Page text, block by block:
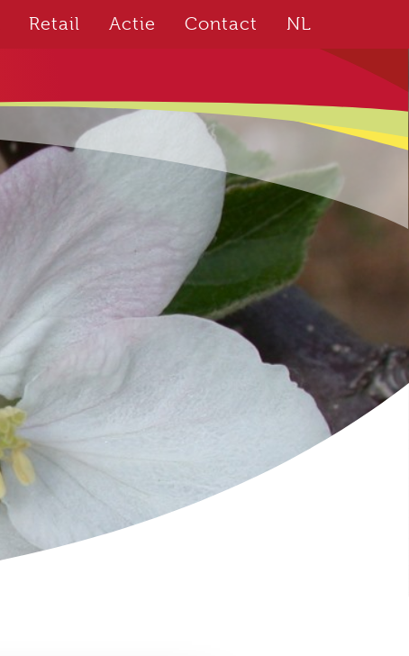
Retail Actie Contact NL